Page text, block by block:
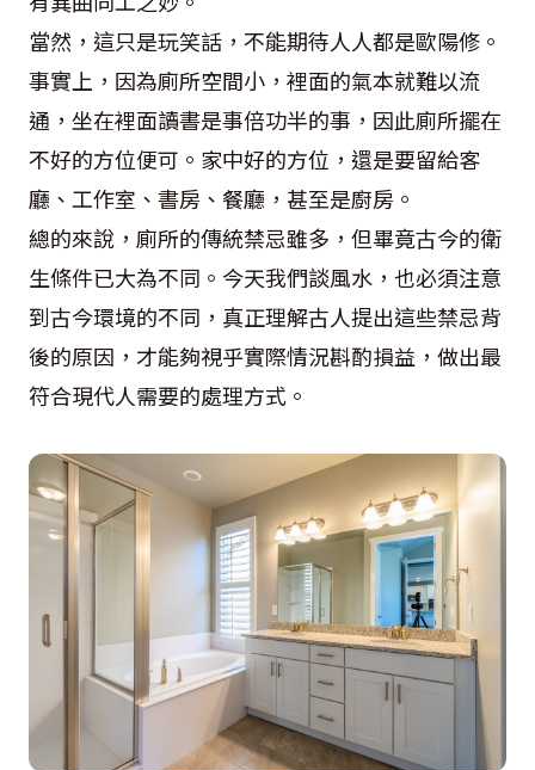
當然，這只是玩笑話，不能期待人人都是歐陽修。
事實上，因為廁所空間小，裡面的氣本就難以流
通，坐在裡面讀書是事倍功半的事，因此廁所擺在
不好的方位便可。家中好的方位，還是要留給客
廳、工作室、書房、餐廳，甚至是廚房。
總的來說，廁所的傳統禁忌雖多，但畢竟古今的衛
生條件已大為不同。今天我們談風水，也必須注意
到古今環境的不同，真正理解古人提出這些禁忌背
後的原因，才能夠視乎實際情況斟酌損益，做出最
符合現代人需要的處理方式。